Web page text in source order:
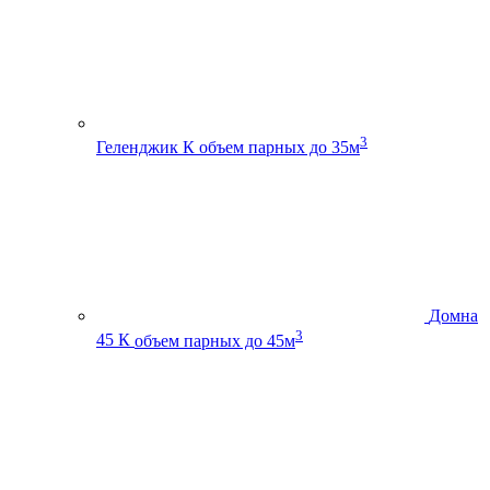
Геленджик К объем парных до 35м3
Домна
45 К объем парных до 45м3